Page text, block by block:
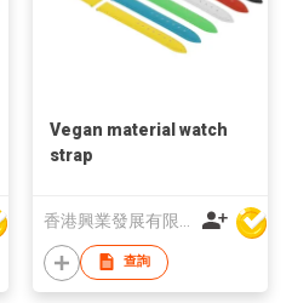
Vegan material watch
strap
查詢